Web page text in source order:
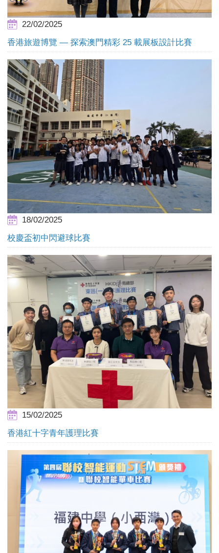
22/02/2025
香港旅遊博覽 — 探索澳門精彩 25 載展板設計比賽
18/02/2025
校慶盃初中閃避球比賽
15/02/2025
香港紅十字青年護理比賽